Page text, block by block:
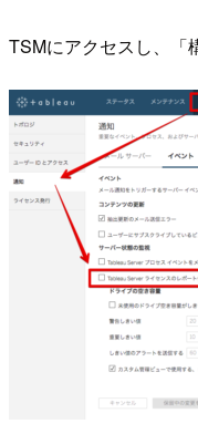
TSMにアクセスし、